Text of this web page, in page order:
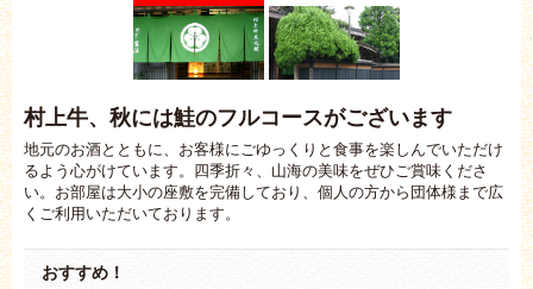
村上牛、秋には鮭のフルコースがございます
地元のお酒とともに、お客様にごゆっくりと食事を楽しんでいただけ
るよう心がけています。四季折々、山海の美味をぜひご賞味くださ
い。お部屋は大小の座敷を完備しており、個人の方から団体様まで広
くご利用いただいております。
おすすめ！